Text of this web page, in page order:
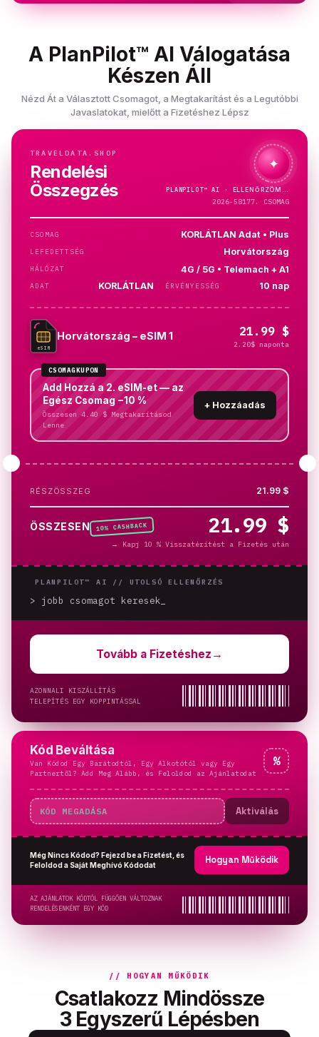
A PlanPilot™ AI Válogatása
Készen Áll
Nézd Át a Választott Csomagot, a Megtakarítást és a Legutóbbi
Javaslatokat, mielőtt a Fizetéshez Lépsz
TRAVELDATA.SHOP
Rendelési
Összegzés
✦
PLANPILOT™AI · ELLENŐRZÖM…
2026-58177. CSOMAG
CSOMAG KORLÁTLAN Adat • Plus
LEFEDETTSÉG Horvátország
HÁLÓZAT 4G / 5G • Telemach + A1
ADAT KORLÁTLAN ÉRVÉNYESSÉG 10 nap
eSIM
Horvátország – eSIM 1 21.99 $
2.20$ naponta
CSOMAGKUPON
Add Hozzá a 2. eSIM-et — az
Egész Csomag −10 %
Összesen 4.40 $ Megtakarításod
Lenne
+ Hozzáadás
RÉSZÖSSZEG 21.99 $
ÖSSZESEN 10% CASHBACK 21.99 $
→ Kapj 10 % Visszatérítést a Fizetés után
PLANPILOT™ AI // UTOLSÓ ELLENŐRZÉS
> jobb csomagot keresek
Tovább a Fizetéshez →
AZONNALI KISZÁLLÍTÁS
TELEPÍTÉS EGY KOPPINTÁSSAL
Kód Beváltása
Van Kódod Egy Barátodtól, Egy Alkotótól vagy Egy
Partnertől? Add Meg Alább, és Feloldod az Ajánlatodat
%
Aktiválás
Még Nincs Kódod? Fejezd be a Fizetést, és
Feloldod a Saját Meghívó Kódodat
Hogyan Működik
AZ AJÁNLATOK KÓDTÓL FÜGGŐEN VÁLTOZNAK
RENDELÉSENKÉNT EGY KÓD
// HOGYAN MŰKÖDIK
Csatlakozz Mindössze
3 Egyszerű Lépésben